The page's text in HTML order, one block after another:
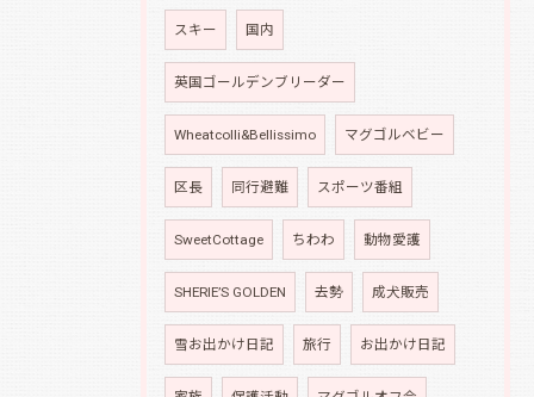
スキー 国内
英国ゴールデンブリーダー
Wheatcolli&Bellissimo マグゴルベビー
区長 同行避難 スポーツ番組
SweetCottage ちわわ 動物愛護
SHERIE’S GOLDEN 去勢 成犬販売
雪お出かけ日記 旅行 お出かけ日記